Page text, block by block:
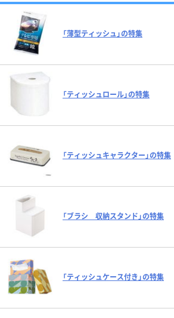
「薄型ティッシュ」の特集
「ティッシュロール」の特集
「ティッシュキャラクター」の特集
「ブラシ 収納スタンド」の特集
「ティッシュケース付き」の特集